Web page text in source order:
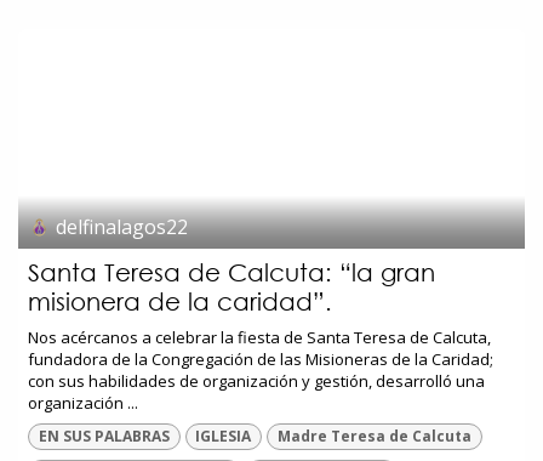
delfinalagos22
Santa Teresa de Calcuta: “la gran
misionera de la caridad”.
Nos acércanos a celebrar la fiesta de Santa Teresa de Calcuta,
fundadora de la Congregación de las Misioneras de la Caridad;
con sus habilidades de organización y gestión, desarrolló una
organización ...
EN SUS PALABRAS IGLESIA
Madre Teresa de Calcuta